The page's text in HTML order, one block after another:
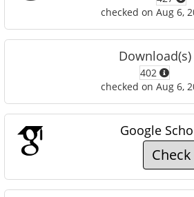
checked on Aug 6,
Download(s)
402
checked on Aug 6,
Google
Check